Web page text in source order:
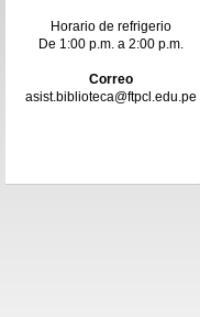
Horario de refrigerio
De 1:00 p.m. a 2:00 p.m.
Correo
asist.biblioteca@ftpcl.edu.pe